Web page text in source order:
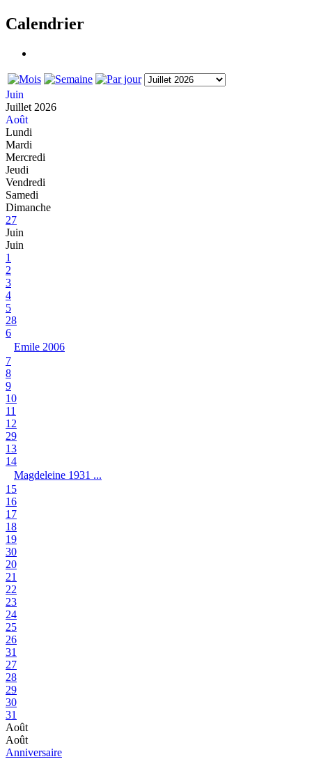
Calendrier
Juin
Juillet 2026
Août
Lundi
Mardi
Mercredi
Jeudi
Vendredi
Samedi
Dimanche
27
Juin
Juin
1
2
3
4
5
28
6
Emile 2006
7
8
9
10
11
12
29
13
14
Magdeleine 1931 ...
15
16
17
18
19
30
20
21
22
23
24
25
26
31
27
28
29
30
31
Août
Août
Anniversaire